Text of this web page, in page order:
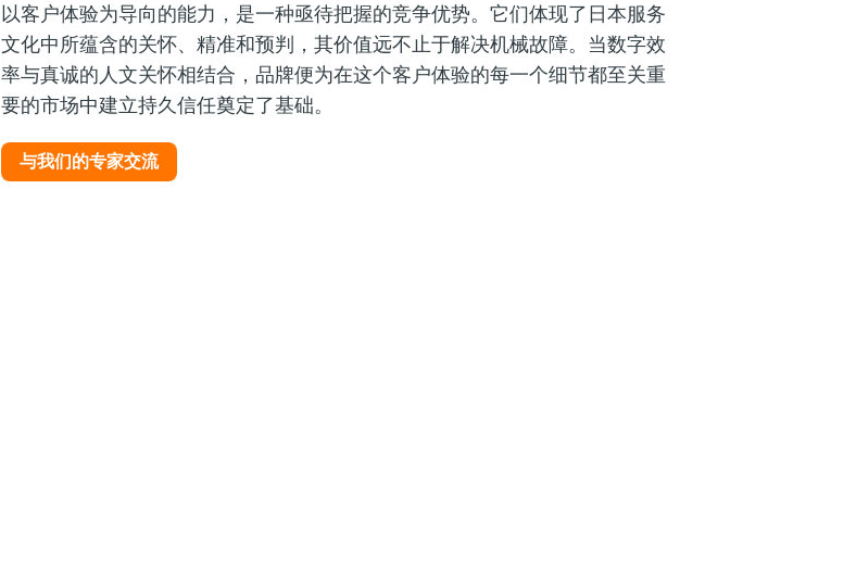
以客户体验为导向的能力，是一种亟待把握的竞争优势。它们体现了日本服务
文化中所蕴含的关怀、精准和预判，其价值远不止于解决机械故障。当数字效
率与真诚的人文关怀相结合，品牌便为在这个客户体验的每一个细节都至关重
要的市场中建立持久信任奠定了基础。
与我们的专家交流